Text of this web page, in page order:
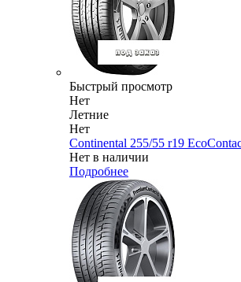
Быстрый просмотр
Нет
Летние
Нет
Continental 255/55 r19
Нет в наличии
Подробнее